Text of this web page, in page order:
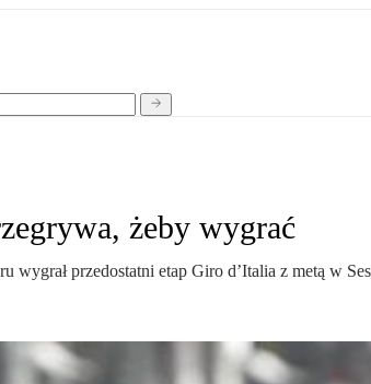
żeby wygrać
wygrał przedostatni etap Giro d’Italia z metą w